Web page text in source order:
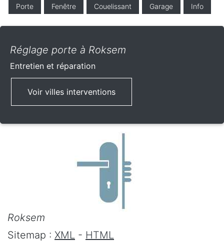
Porte Fenêtre Couelissant Garage Info
Réglage porte à Roksem
Entretien et réparation
Voir villes interventions
Roksem
Sitemap : XML - HTML